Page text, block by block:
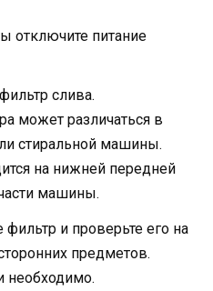
отключите питание
слива.
может различаться в
стиральной машины.
на нижней передней
машины.
и проверьте его на
предметов.
необходимо.